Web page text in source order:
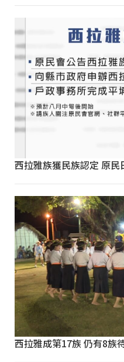
西拉雅族獲民族認定 原民
西拉雅成第17族 仍有8族